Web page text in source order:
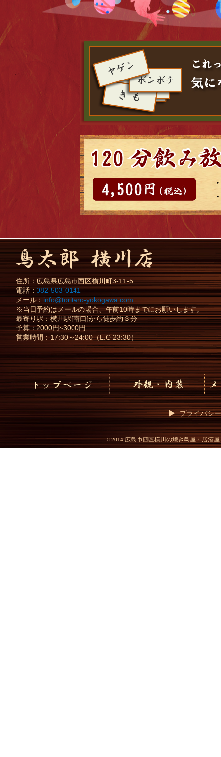
住所： 広島県広島市西区横川町3-11-5
電話：082-503-0141
メール： info@toritaro-yokogawa.com
※当日予約はメールの場合、午前10時までにお願いします。
最寄り駅：横川駅[南口]から徒歩約３分
予算：2000円~3000円
営業時間：17:30～24:00（L.O 23:30）
プライバシ
©2014 広島市西区横川の焼き鳥屋・居酒